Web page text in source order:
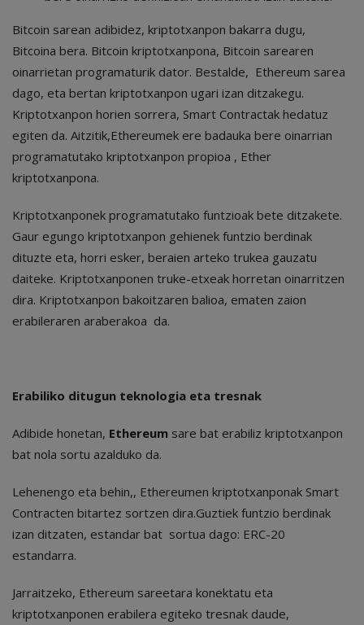
Bitcoin sarean adibidez, kriptotxanpon bakarra dugu,
Bitcoina bera. Bitcoin kriptotxanpona, Bitcoin sarearen
oinarrietan programaturik dator. Bestalde, Ethereum sarea
dago, eta bertan kriptotxanpon ugari izan ditzakegu.
Kriptotxanpon horien sorrera, Smart Contractak hedatuz
egiten da. Aitzitik,Ethereumek ere badauka bere oinarrian
programatutako kriptotxanpon propioa , Ether
kriptotxanpona.
Kriptotxanponek programatutako funtzioak bete ditzakete.
Gaur egungo kriptotxanpon gehienek funtzio berdinak
dituzte eta, horri esker, beraien arteko trukea gauzatu
daiteke. Kriptotxanponen truke-etxeak horretan oinarritzen
dira. Kriptotxanpon bakoitzaren balioa, ematen zaion
erabileraren araberakoa da.
Erabiliko ditugun teknologia eta tresnak
Adibide honetan, Ethereum sare bat erabiliz kriptotxanpon
bat nola sortu azalduko da.
Lehenengo eta behin,, Ethereumen kriptotxanponak Smart
Contracten bitartez sortzen dira.Guztiek funtzio berdinak
izan ditzaten, estandar bat sortua dago: ERC-20
estandarra.
Jarraitzeko, Ethereum sareetara konektatu eta
kriptotxanponen erabilera egiteko tresnak daude,